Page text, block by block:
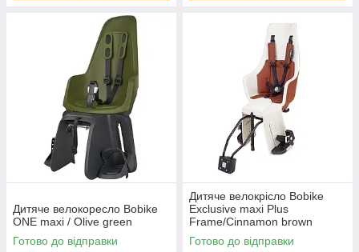
Дитяче велокоресло Bobike
ONE maxi / Olive green
Готово до відправки
Дитяче велокрісло Bobike
Exclusive maxi Plus
Frame/Cinnamon brown
Готово до відправки